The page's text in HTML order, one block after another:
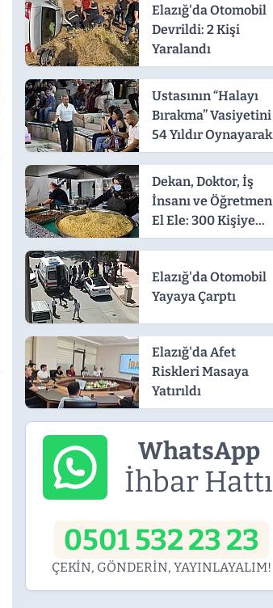
Elazığ'da Otomobil
Devrildi: 2 Kişi
Yaralandı
Ustasının “Halayı
Bırakma” Vasiyetini
54 Yıldır Oynayarak
Yaşatıyor
Dekan, Doktor, İş
İnsanı ve Öğretmen
El Ele: 300 Kişiye
Sıcak Yemek
Elazığ'da Otomobil
Yayaya Çarptı
Elazığ'da Afet
Riskleri Masaya
Yatırıldı
WhatsApp
İhbar Hattı
0501 532 23 23
ÇEKİN, GÖNDERİN, YAYINLAYALIM!